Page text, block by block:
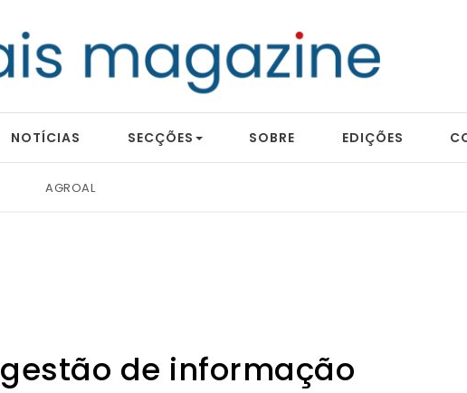
NOTÍCIAS SECÇÕES SOBRE EDIÇÕES
Tintas 2000
gestão de informação